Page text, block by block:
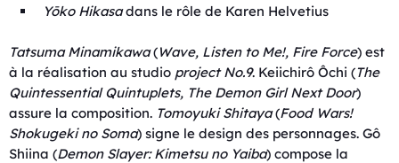
Yōko Hikasadans le rôle de Karen Helvetius
Tatsuma Minamikawa(Wave, Listen to Me!, Fire Force) est
à la réalisation au studio project No.9. Keiichirô Ôchi (The
Quintessential Quintuplets, The Demon Girl Next Door)
assure la composition. Tomoyuki Shitaya(Food Wars!
Shokugeki no Soma) signe le design des personnages. Gô
Shiina (Demon Slayer: Kimetsu no Yaiba) compose la